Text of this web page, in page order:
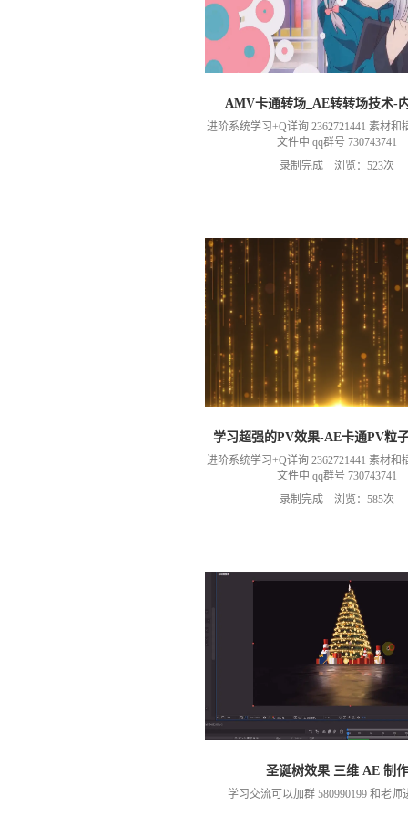
AMV卡通转场_AE转转场技术-
进阶系统学习+Q详询 2362721441 素材和
文件中 qq群号 730743741
录制完成 浏览：523次
学习超强的PV效果-AE卡通PV粒
进阶系统学习+Q详询 2362721441 素材和
文件中 qq群号 730743741
录制完成 浏览：585次
圣诞树效果 三维 AE 制作
学习交流可以加群 580990199 和老师